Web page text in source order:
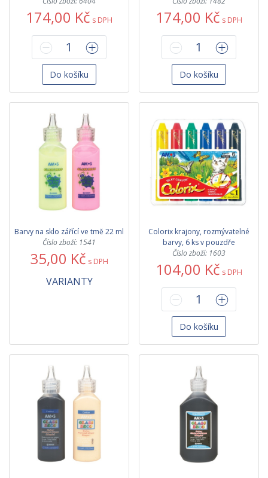
174,00 Kč s DPH
Do košíku
174,00 Kč s DPH
Do košíku
Barvy na sklo zářící ve tmě 22 ml
Číslo zboží: 1541
35,00 Kč s DPH
VARIANTY
Colorix krajony, rozmývatelné
barvy, 6 ks v pouzdře
Číslo zboží: 1603
104,00 Kč s DPH
Do košíku